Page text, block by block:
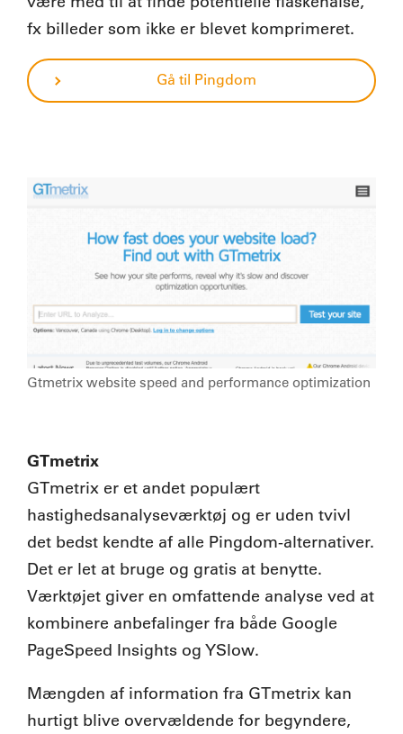
fx billeder som ikke er blevet komprimeret.
Gå til Pingdom
Gtmetrix website speed and performance optimization
GTmetrix
GTmetrix er et andet populært
hastighedsanalyseværktøj og er uden tvivl
det bedst kendte af alle Pingdom-alternativer.
Det er let at bruge og gratis at benytte.
Værktøjet giver en omfattende analyse ved at
kombinere anbefalinger fra både Google
PageSpeed Insights og YSlow.
Mængden af information fra GTmetrix kan
hurtigt blive overvældende for begyndere,